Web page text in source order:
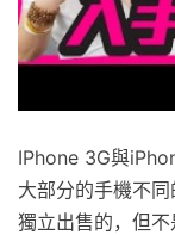
IPhone 3G與
大部分的手機不
獨立出售的，但